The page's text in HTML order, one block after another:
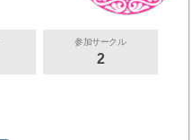
参加サークル
2